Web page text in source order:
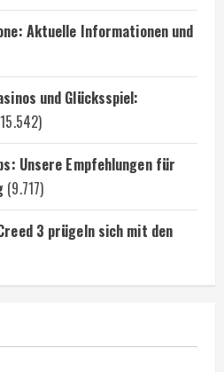
Aktuelle Informationen und
und Glücksspiel:
Unsere Empfehlungen für
(9.717)
3 prügeln sich mit den